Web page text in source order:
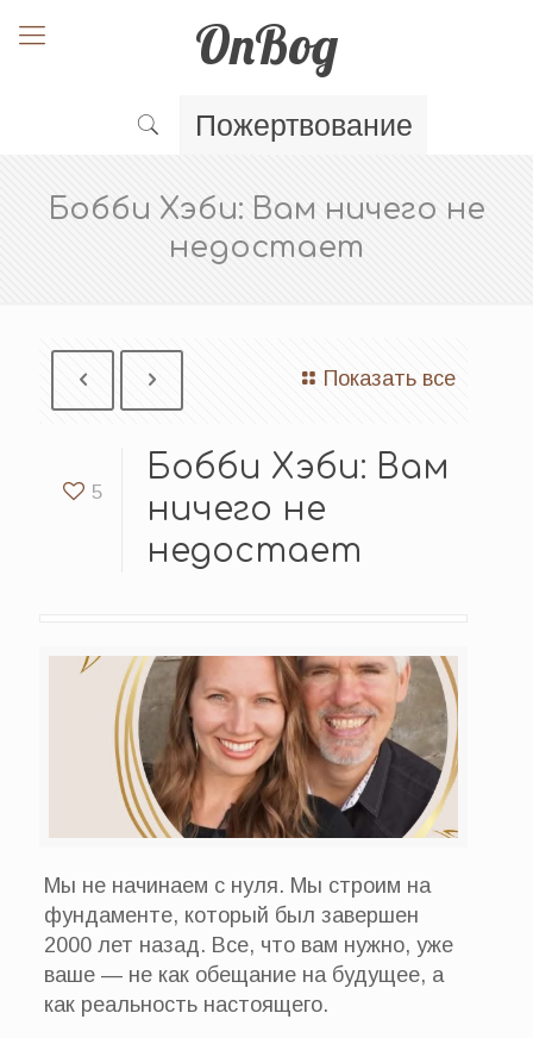
OnBog
Пожертвование
Бобби Хэби: Вам ничего не
недостает
Показать все
5
Бобби Хэби: Вам
ничего не
недостает
Мы не начинаем с нуля. Мы строим на
фундаменте, который был завершен
2000 лет назад. Все, что вам нужно, уже
ваше — не как обещание на будущее, а
как реальность настоящего.